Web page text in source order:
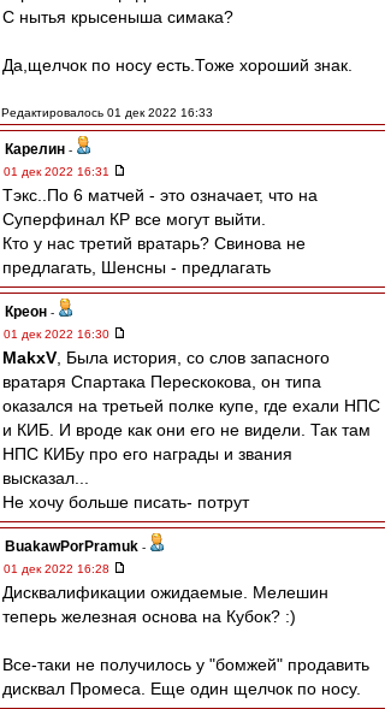
С нытья крысеныша симака?
Да,щелчок по носу есть.Тоже хороший знак.
Редактировалось 01 дек 2022 16:33
Карелин -
01 дек 2022 16:31
Тэкс..По 6 матчей - это означает, что на
Суперфинал КР все могут выйти.
Кто у нас третий вратарь? Свинова не
предлагать, Шенсны - предлагать
Креон -
01 дек 2022 16:30
MakxV , Была история, со слов запасного
вратаря Спартака Перескокова, он типа
оказался на третьей полке купе, где ехали НПС
и КИБ. И вроде как они его не видели. Так там
НПС КИБу про его награды и звания
высказал...
Не хочу больше писать- потрут
BuakawPorPramuk -
01 дек 2022 16:28
Дисквалификации ожидаемые. Мелешин
теперь железная основа на Кубок? :)
Все-таки не получилось у "бомжей" продавить
дисквал Промеса. Еще один щелчок по носу.